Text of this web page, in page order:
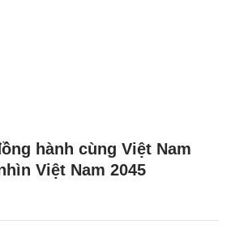
hành cùng Việt Nam
Việt Nam 2045